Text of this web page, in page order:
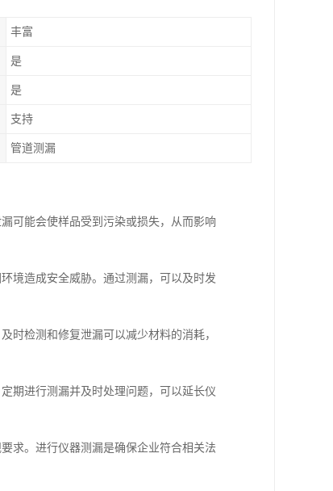
丰富
是
是
支持
管道测漏
可能会使样品受到污染或损失，从而影响
境造成安全威胁。通过测漏，可以及时发
时检测和修复泄漏可以减少材料的消耗，
期进行测漏并及时处理问题，可以延长仪
求。进行仪器测漏是确保企业符合相关法